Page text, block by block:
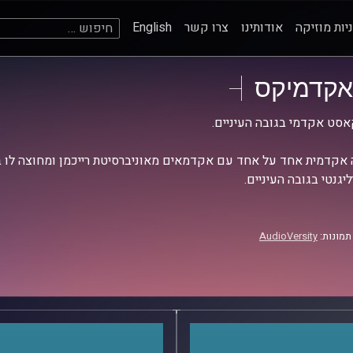
מוזיקה אודותינו צרו קשר English חיפוש:
אקדמיקס
אקדמי בגובה העיניים.
אקדמית אחד על אחד עם אקדמאים מאוניברסיטת רייכמן ומחוצה לו
בגובה העיניים.
AudioVersity